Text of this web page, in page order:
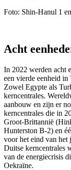
Foto: Shin-Hanul 1
Acht
In 2022 werden acht
een vierde eenheid
Zowel Egypte als
kerncentrales.
aanbouw en zijn er
kerncentrales die in
Groot-Brittannië
Hunterston B-2) en
voor het eind van het
Duitse kerncentrales
van de energiecrisis
Oekraïne.